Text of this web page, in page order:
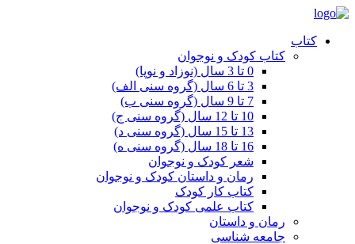
کتاب
کتاب کودک و نوجوان
0 تا 3 سال (نوزاد و نوپا)
3 تا 6 سال (گروه سنی الف)
7 تا 9 سال (گروه سنی ب)
10 تا 12 سال (گروه سنی ج)
13 تا 15 سال (گروه سنی د)
16 تا 18 سال (گروه سنی ه)
شعر کودک و نوجوان
رمان و داستان کودک و نوجوان
کتاب کار کودک
کتاب علمی کودک و نوجوان
رمان و داستان
جامعه شناسی